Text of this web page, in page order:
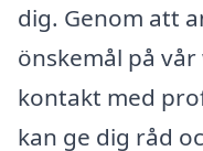
dig. Genom att
önskemål på
kontakt med
kan ge dig råd